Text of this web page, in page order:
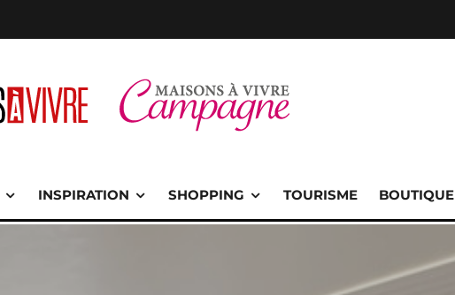
INSPIRATION SHOPPING TOURISME BOUTIQUE